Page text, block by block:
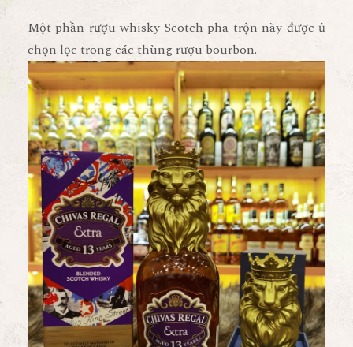
Một phần rượu whisky Scotch pha trộn này được ủ
chọn lọc trong các thùng rượu bourbon.